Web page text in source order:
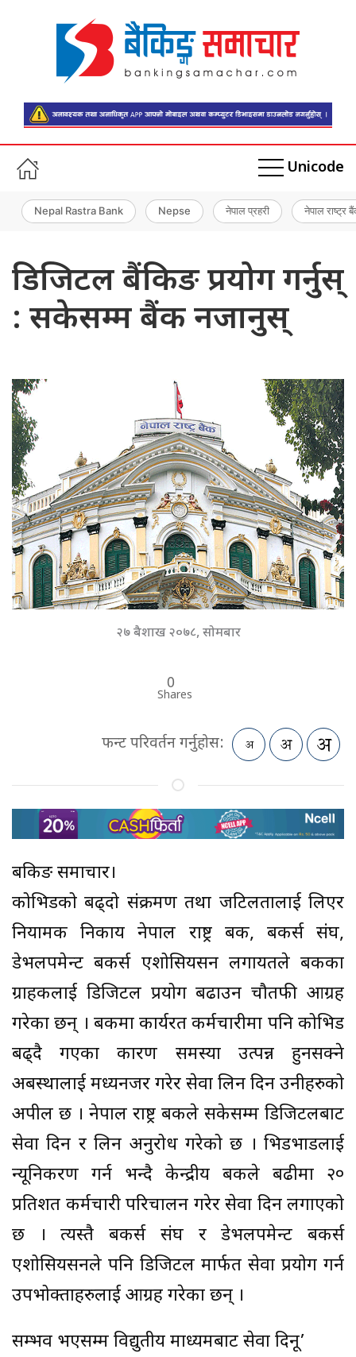
Unicode
Nepal Rastra Bank Nepse नेपाल प्रहरी नेपाल राष्ट्र
डिजिटल बैंकिङ प्रयोग गर्नुस्
: सकेसम्म बैंक नजानुस्
२७ बैशाख २०७८, सोमबार
0
Shares
फन्ट परिवर्तन गर्नुहोस:
बैंकिङ समाचार।
कोभिडको बढ्दो संक्रमण तथा जटिलतालाई लिएर
नियामक निकाय नेपाल राष्ट्र बैंक, बैंकर्स संघ,
डेभलपमेन्ट बैंकर्स एशोसियसन लगायतले बैंकका
ग्राहकलाई डिजिटल प्रयोग बढाउन चौतफी आग्रह
गरेका छन् । बैंकमा कार्यरत कर्मचारीमा पनि कोभिड
बढ्दै गएका कारण समस्या उत्पन्न हुनसक्ने
अबस्थालाई मध्यनजर गरेर सेवा लिन दिन उनीहरुको
अपील छ । नेपाल राष्ट्र बैंकले सकेसम्म डिजिटलबाट
सेवा दिन र लिन अनुरोध गरेको छ । भिडभाडलाई
न्यूनिकरण गर्न भन्दै केन्द्रीय बैंकले बढीमा २०
प्रतिशत कर्मचारी परिचालन गरेर सेवा दिन लगाएको
छ । त्यस्तै बैंकर्स संघ र डेभलपमेन्ट बैंकर्स
एशोसियसनले पनि डिजिटल मार्फत सेवा प्रयोग गर्न
उपभोक्ताहरुलाई आग्रह गरेका छन् ।
सम्भव भएसम्म विद्युतीय माध्यमबाट सेवा दिनू’